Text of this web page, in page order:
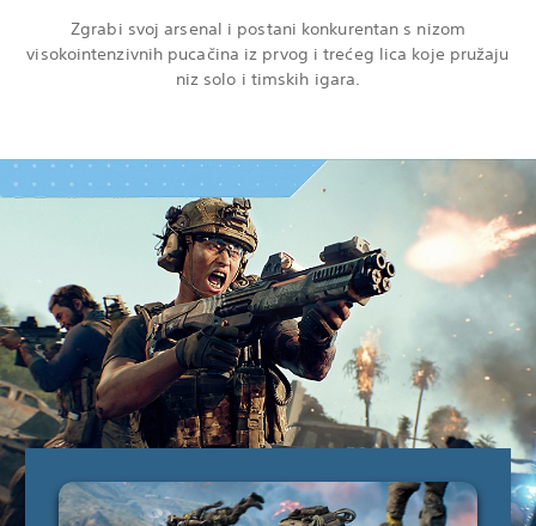
Zgrabi svoj arsenal i postani konkurentan s nizom
visokointenzivnih pucačina iz prvog i trećeg lica koje pružaju
niz solo i timskih igara.